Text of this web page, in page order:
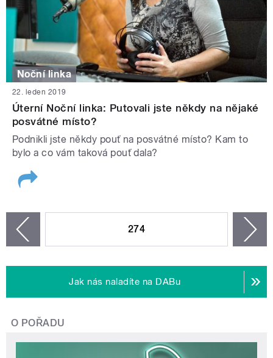
Noční linka
22. leden 2019
Úterní Noční linka: Putovali jste někdy na nějaké
posvátné místo?
Podnikli jste někdy pouť na posvátné místo? Kam to
bylo a co vám taková pouť dala?
274
Jak nás naladíte na DABu
O POŘADU